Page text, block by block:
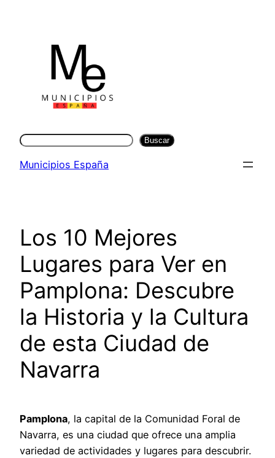
contenido
Buscar Buscar
Municipios España
Los 10 Mejores
Lugares para Ver en
Pamplona: Descubre
la Historia y la Cultura
de esta Ciudad de
Navarra
Pamplona, la capital de la Comunidad Foral de
Navarra, es una ciudad que ofrece una amplia
variedad de actividades y lugares para descubrir.